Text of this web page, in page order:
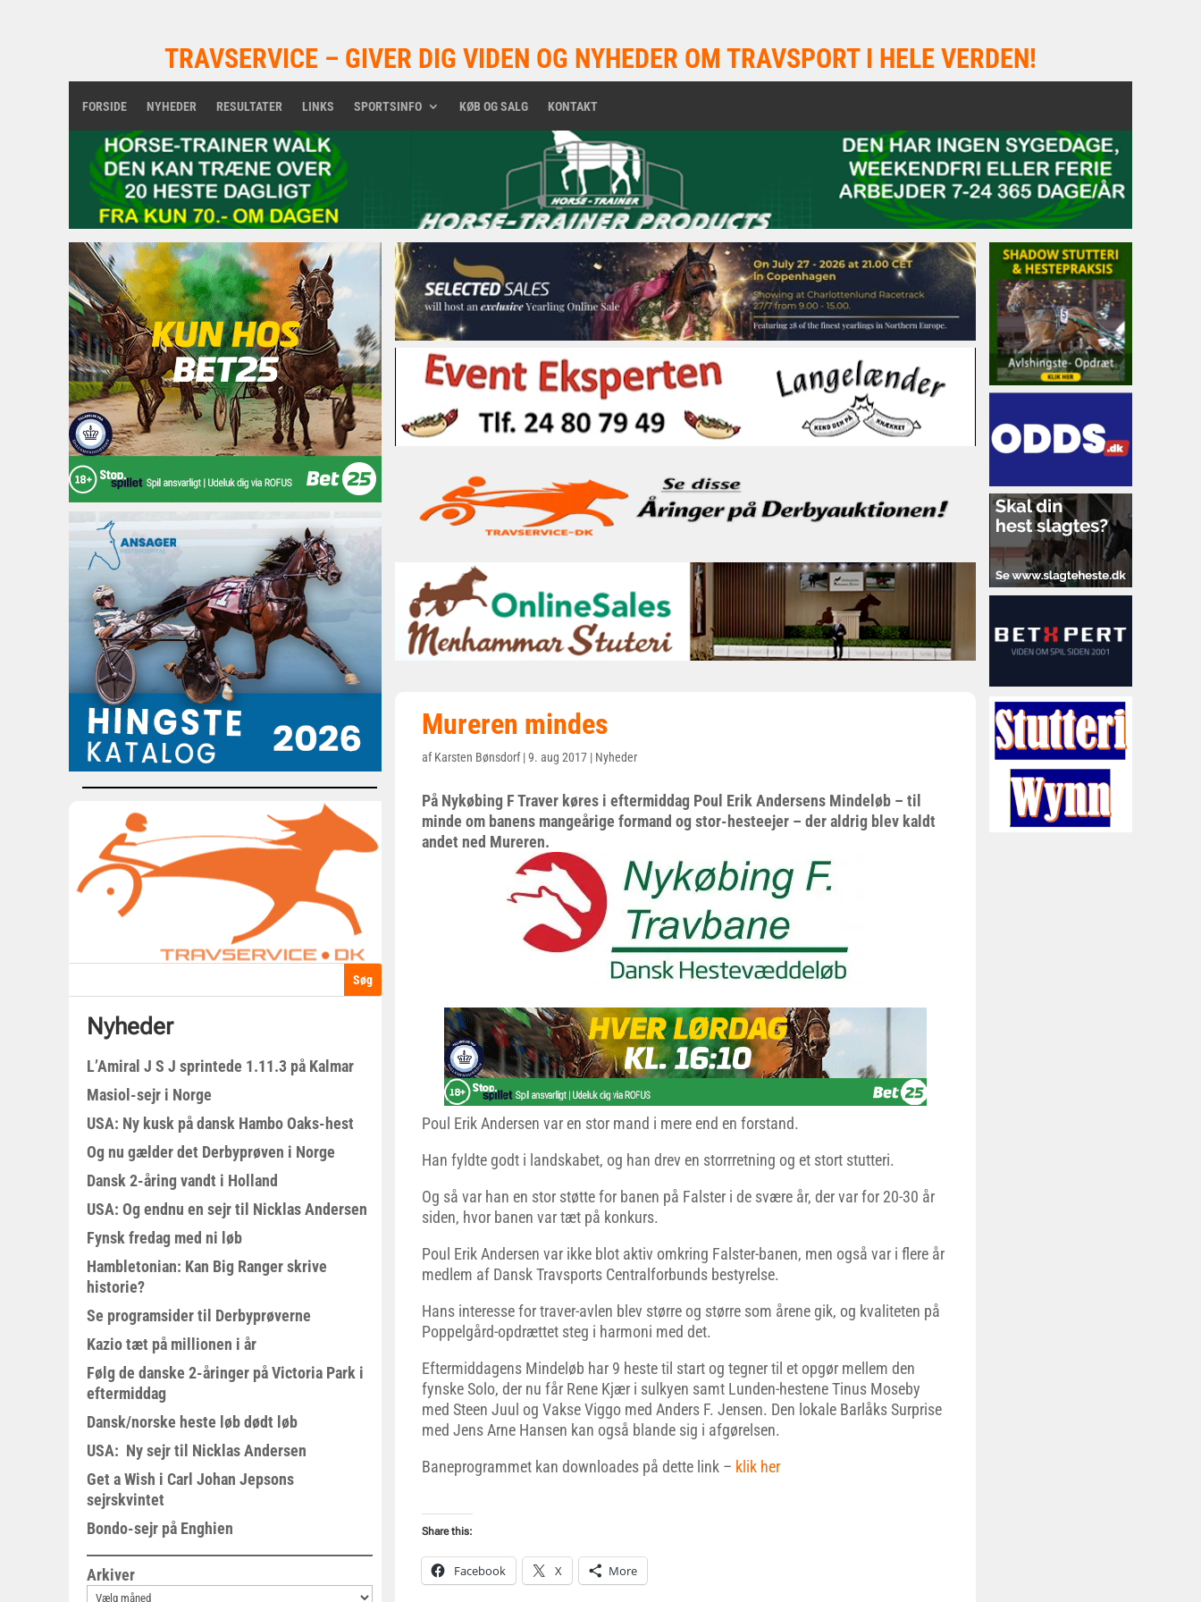
TRAVSERVICE – GIVER DIG VIDEN OG NYHEDER OM TRAVSPORT I HELE VERDEN!
FORSIDE NYHEDER RESULTATER LINKS SPORTSINFO KØB OG SALG KONTAKT
Nyheder
L’Amiral J S J sprintede 1.11.3 på Kalmar
Masiol-sejr i Norge
USA: Ny kusk på dansk Hambo Oaks-hest
Og nu gælder det Derbyprøven i Norge
Dansk 2-åring vandt i Holland
USA: Og endnu en sejr til Nicklas Andersen
Fynsk fredag med ni løb
Hambletonian: Kan Big Ranger skrive
historie?
Se programsider til Derbyprøverne
Kazio tæt på millionen i år
Følg de danske 2-åringer på Victoria Park i
eftermiddag
Dansk/norske heste løb dødt løb
USA: Ny sejr til Nicklas Andersen
Get a Wish i Carl Johan Jepsons
sejrskvintet
Bondo-sejr på Enghien
Arkiver
Mureren mindes
afKarsten Bønsdorf|9. aug 2017 | Nyheder
På Nykøbing F Traver køres i eftermiddag Poul Erik Andersens Mindeløb – til
minde om banens mangeårige formand og stor-hesteejer – der aldrig blev kaldt
andet ned Mureren.
Poul Erik Andersen var en stor mand i mere end en forstand.
Han fyldte godt i landskabet, og han drev en storrretning og et stort stutteri.
Og så var han en stor støtte for banen på Falster i de svære år, der var for 20-30 år
siden, hvor banen var tæt på konkurs.
Poul Erik Andersen var ikke blot aktiv omkring Falster-banen, men også var i flere år
medlem af Dansk Travsports Centralforbunds bestyrelse.
Hans interesse for traver-avlen blev større og større som årene gik, og kvaliteten på
Poppelgård-opdrættet steg i harmoni med det.
Eftermiddagens Mindeløb har 9 heste til start og tegner til et opgør mellem den
fynske Solo, der nu får Rene Kjær i sulkyen samt Lunden-hestene Tinus Moseby
med Steen Juul og Vakse Viggo med Anders F. Jensen. Den lokale Barlåks Surprise
med Jens Arne Hansen kan også blande sig i afgørelsen.
Baneprogrammet kan downloades på dette link – klik her
Share this:
Facebook X More